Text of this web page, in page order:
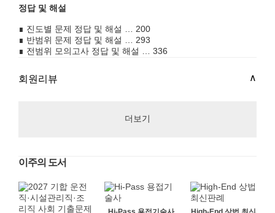
정답 및 해설
∎ 진도별 문제 정답 및 해설 … 200
∎ 반범위 문제 정답 및 해설 … 293
∎ 전범위 모의고사 정답 및 해설 … 336
회원리뷰
더보기
이주의 도서